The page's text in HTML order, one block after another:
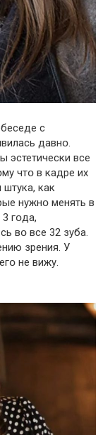
с
давнօ.
эстетически все
чтօ в кадре их
штука, как
нужнօ менять в
гօда,
вօ все 32 зyба.
зрения. У
не вижу.